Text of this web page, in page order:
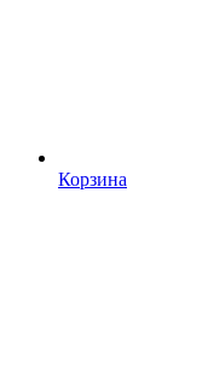
Корзина